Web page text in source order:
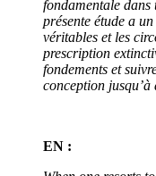
fondamentale dans
présente étude a
véritables et les
prescription
fondements et
conception jusqu’à
EN :